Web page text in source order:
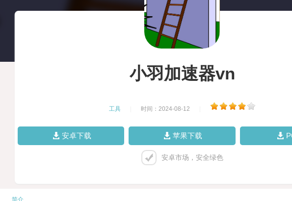
小羽加速器vn
工具 时间：2024-08-12
安卓下载 苹果下载
安卓市场，安全绿色
简介